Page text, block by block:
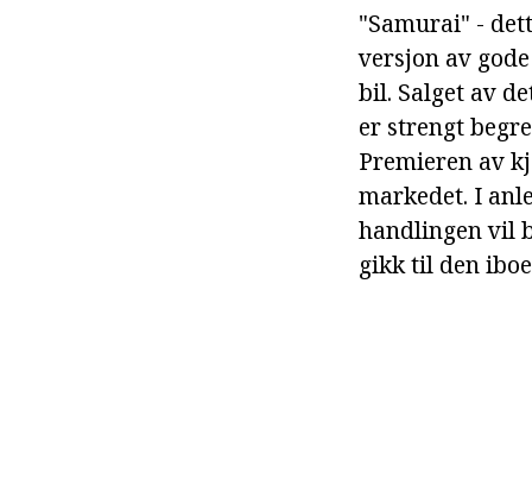
"Samurai" -
versjon av
bil. Salget av
er strengt
Premieren av
markedet. I
handlingen vil
gikk til den